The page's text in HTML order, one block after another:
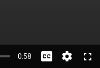
0:58